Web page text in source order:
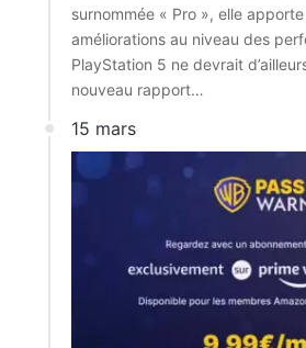
surnommée « Pro », elle
améliorations au niveau des
PlayStation 5 ne devrait
nouveau rapport…
15 mars